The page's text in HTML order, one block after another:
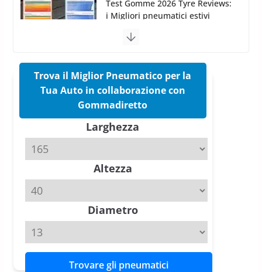
Pirelli Cinturato 2026: due
confermano il salto tecnico del
Pirelli P Zero Trofeo RS: per
slick da battere
Michelin Pilot Sport 4 S – Test
su Range Rover Sport D350 HST
11 Aprile 2026 15 min read
Trova il Miglior Pneumatico per la
Tua Auto in collaborazione con
Gommadiretto
Larghezza
Altezza
Diametro
Trovare gli pneumatici